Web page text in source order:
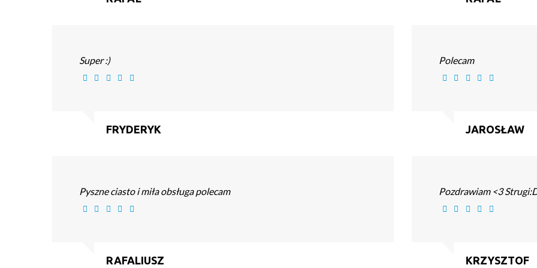
Super :)
FRYDERYK
Polecam
JAROSŁAW
Pyszne ciasto i miła obsługa polecam
RAFALIUSZ
Pozdrawiam <3
KRZYSZTOF